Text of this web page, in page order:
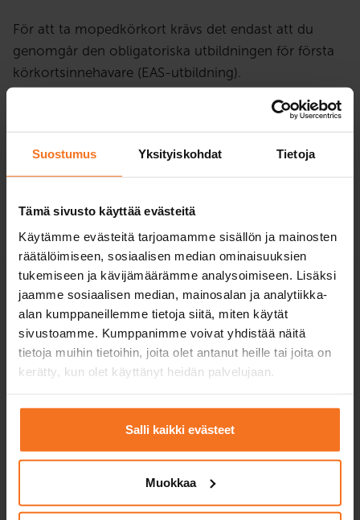
Suostumus Yksityiskohdat Tietoja
Tämä sivusto käyttää evästeitä
Käytämme evästeitä tarjoamamme sisällön ja mainosten
räätälöimiseen, sosiaalisen median ominaisuuksien
tukemiseen ja kävijämäärämme analysoimiseen. Lisäksi
jaamme sosiaalisen median, mainosalan ja analytiikka-
alan kumppaneillemme tietoja siitä, miten käytät
sivustoamme. Kumppanimme voivat yhdistää näitä
tietoja muihin tietoihin, joita olet antanut heille tai joita on
kerätty, kun olet käyttänyt heidän palvelujaan.
Salli kaikki evästeet
Muokkaa
För att ta mopedkörkort krävs det endast att du
genomgår den obligatoriska utbildningen för första
körkortsinnehavare (EAS-utbildning).
rekommenderar vi dock att du väljer en kurs som
inkluderar både EAS-utbildningen och körlektioner
med trafikskolans skoter. Under lektionerna lär du
och i trafiken, samt trafikregler i praktiken.
Utbildning för det första
körkortet
Mopedkurs (AM120)
92€
Du kan också betala via avbetalning
Utbildningen för det första körkortet ingår också i alla
Service språk: finska, engelska